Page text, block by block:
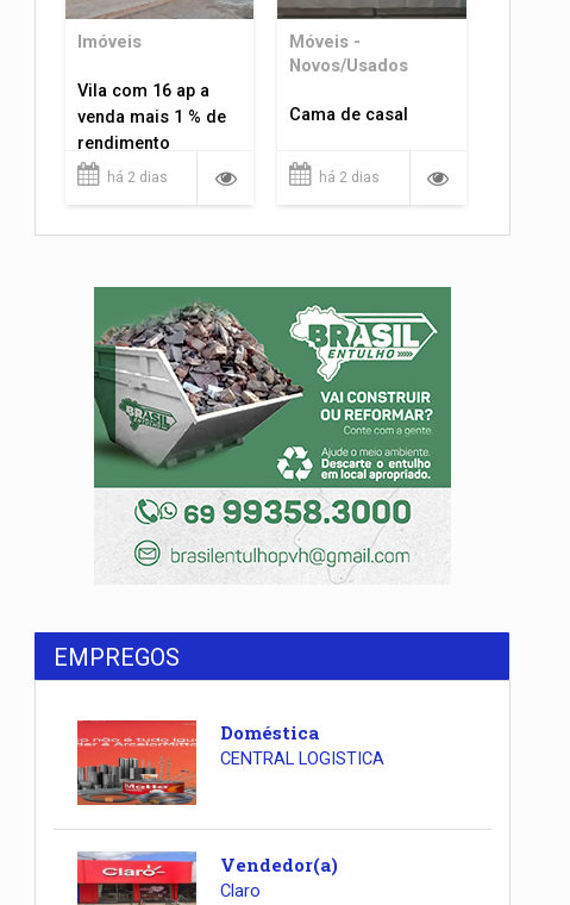
Imóveis
Vila com 16 ap a
venda mais 1 % de
rendimento
há 2 dias
Móveis -
Novos/Usados
Cama de casal
há 2 dias
EMPREGOS
Doméstica
CENTRAL LOGISTICA
Vendedor(a)
Claro